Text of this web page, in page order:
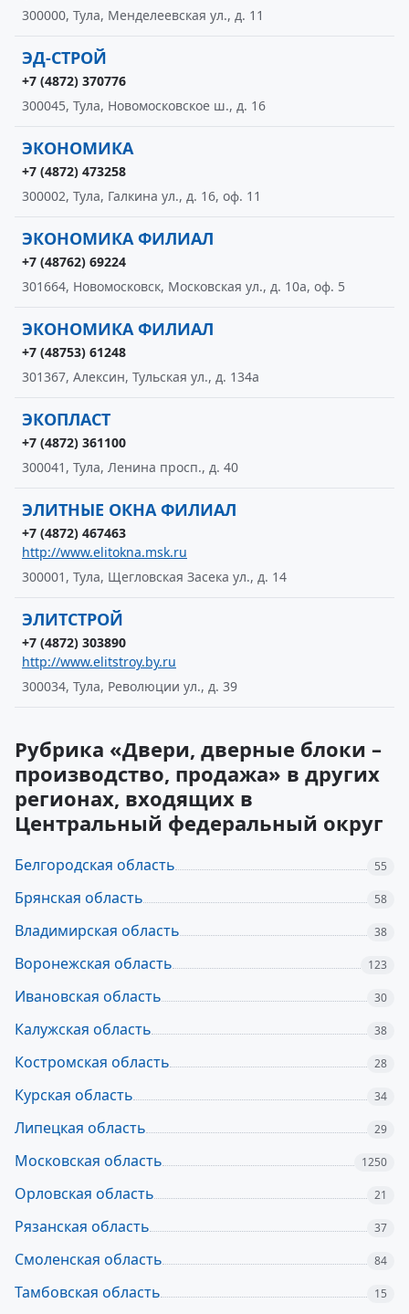
300000, Тула, Менделеевская ул., д. 11
ЭД-СТРОЙ
+7 (4872) 370776
300045, Тула, Новомосковское ш., д. 16
ЭКОНОМИКА
+7 (4872) 473258
300002, Тула, Галкина ул., д. 16, оф. 11
ЭКОНОМИКА ФИЛИАЛ
+7 (48762) 69224
301664, Новомосковск, Московская ул., д. 10а, оф. 5
ЭКОНОМИКА ФИЛИАЛ
+7 (48753) 61248
301367, Алексин, Тульская ул., д. 134а
ЭКОПЛАСТ
+7 (4872) 361100
300041, Тула, Ленина просп., д. 40
ЭЛИТНЫЕ ОКНА ФИЛИАЛ
+7 (4872) 467463
http://www.elitokna.msk.ru
300001, Тула, Щегловская Засека ул., д. 14
ЭЛИТСТРОЙ
+7 (4872) 303890
http://www.elitstroy.by.ru
300034, Тула, Революции ул., д. 39
Рубрика «Двери, дверные блоки –
производство, продажа» в других
регионах, входящих в
Центральный федеральный округ
Белгородская область 55
Брянская область 58
Владимирская область 38
Воронежская область 123
Ивановская область 30
Калужская область 38
Костромская область 28
Курская область 34
Липецкая область 29
Московская область 1250
Орловская область 21
Рязанская область 37
Смоленская область 84
Тамбовская область 15